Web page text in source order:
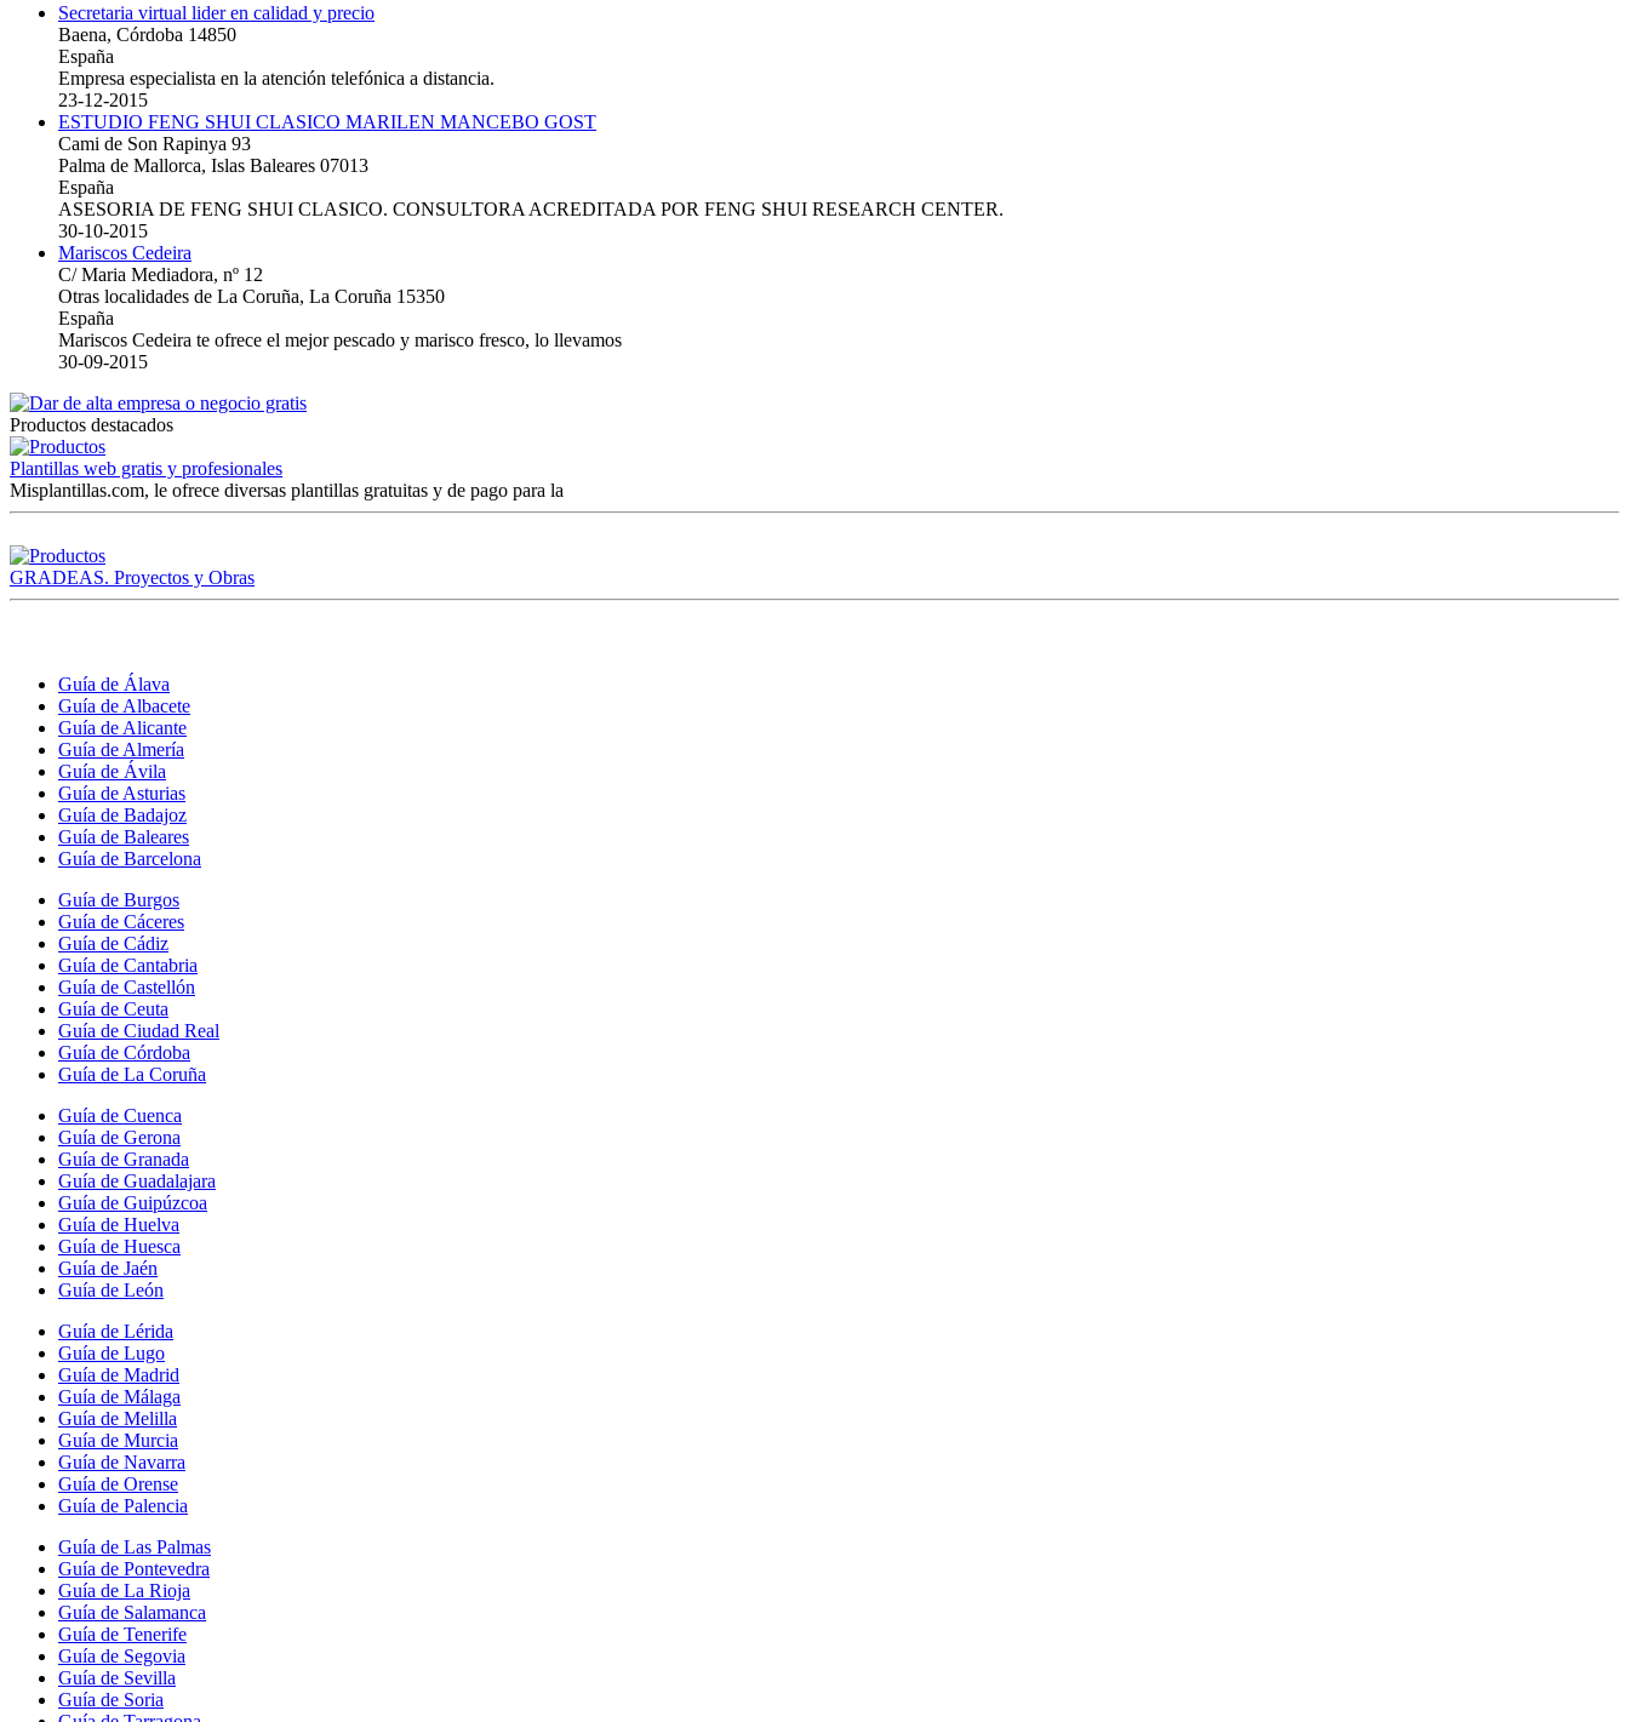
Secretaria virtual lider en calidad y precio
Baena, Córdoba 14850
España
Empresa especialista en la atención telefónica a distancia.
23-12-2015
ESTUDIO FENG SHUI CLASICO MARILEN MANCEBO GOST
Cami de Son Rapinya 93
Palma de Mallorca, Islas Baleares 07013
España
ASESORIA DE FENG SHUI CLASICO. CONSULTORA ACREDITADA POR FENG SHUI RESEARCH CENTER.
30-10-2015
Mariscos Cedeira
C/ Maria Mediadora, nº 12
Otras localidades de La Coruña, La Coruña 15350
España
Mariscos Cedeira te ofrece el mejor pescado y marisco fresco, lo llevamos
30-09-2015
Productos destacados
Plantillas web gratis y profesionales
Misplantillas.com, le ofrece diversas plantillas gratuitas y de pago para la
GRADEAS. Proyectos y Obras
Guía de Álava
Guía de Albacete
Guía de Alicante
Guía de Almería
Guía de Ávila
Guía de Asturias
Guía de Badajoz
Guía de Baleares
Guía de Barcelona
Guía de Burgos
Guía de Cáceres
Guía de Cádiz
Guía de Cantabria
Guía de Castellón
Guía de Ceuta
Guía de Ciudad Real
Guía de Córdoba
Guía de La Coruña
Guía de Cuenca
Guía de Gerona
Guía de Granada
Guía de Guadalajara
Guía de Guipúzcoa
Guía de Huelva
Guía de Huesca
Guía de Jaén
Guía de León
Guía de Lérida
Guía de Lugo
Guía de Madrid
Guía de Málaga
Guía de Melilla
Guía de Murcia
Guía de Navarra
Guía de Orense
Guía de Palencia
Guía de Las Palmas
Guía de Pontevedra
Guía de La Rioja
Guía de Salamanca
Guía de Tenerife
Guía de Segovia
Guía de Sevilla
Guía de Soria